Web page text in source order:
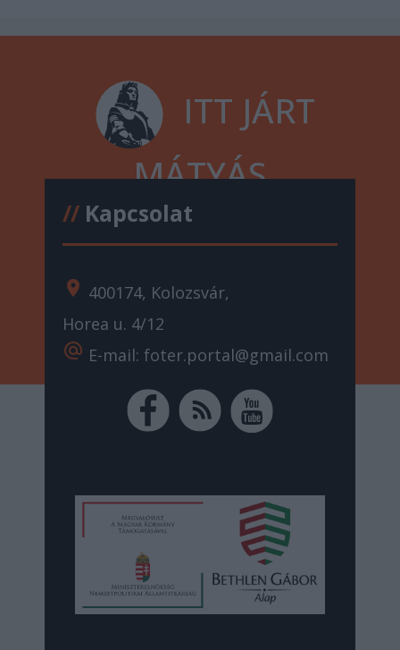
ITT JÁRT
MÁTYÁS
//Kapcsolat
location_on 400174, Kolozsvár,
Horea u. 4/12
alternate_email E-mail: foter.portal@gmail.com